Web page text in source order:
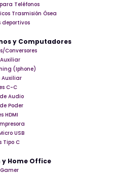
Teléfonos
Trasmisión Ósea
deportivos
y Computadores
Conversores
(Iphone)
Auxiliar
C-C
Audio
Poder
HDMI
USB
Tipo C
Home Office